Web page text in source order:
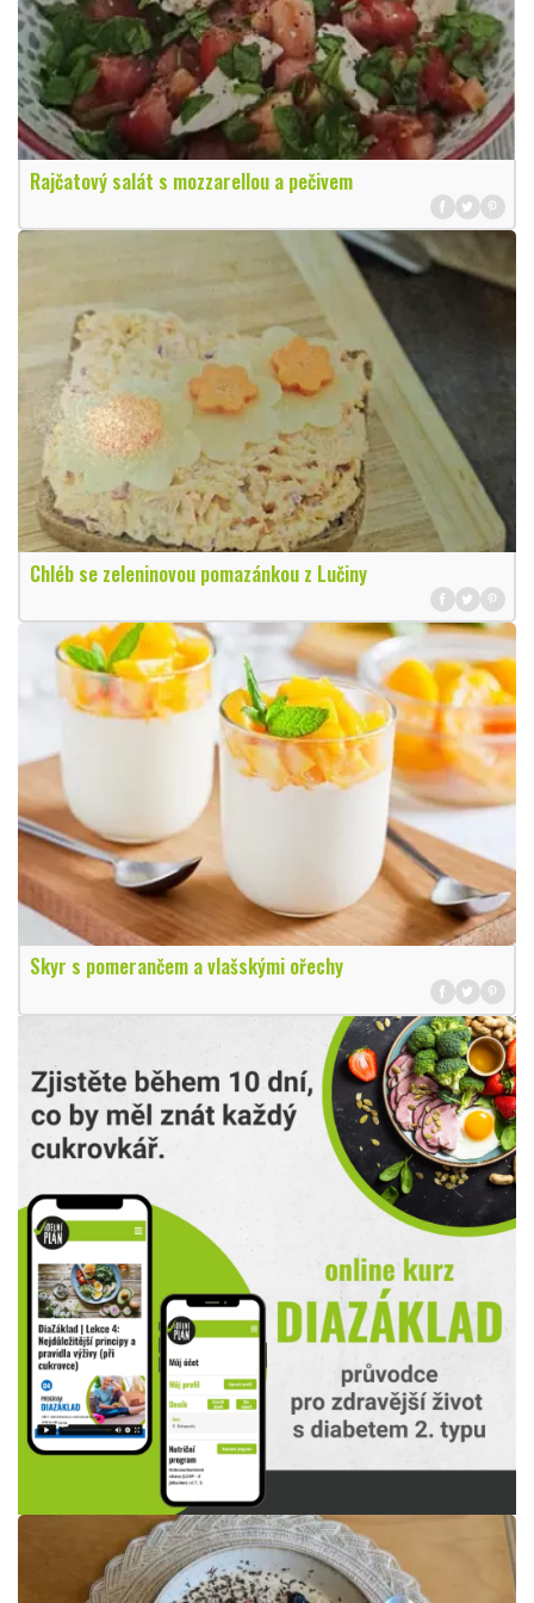
Rajčatový salát s mozzarellou a pečivem
Chléb se zeleninovou pomazánkou z Lučiny
Skyr s pomerančem a vlašskými ořechy